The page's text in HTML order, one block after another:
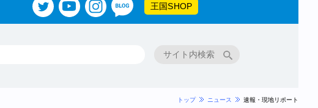
王国SHOP
トップ ニュース 速報・現地リポート